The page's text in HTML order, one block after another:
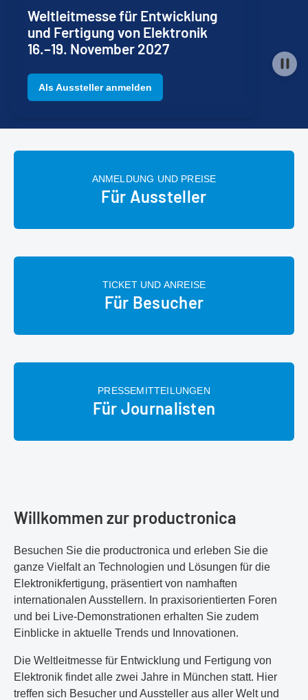
Weltleitmesse für Entwicklung
und Fertigung von Elektronik
16.–19. November 2027
Als Aussteller anmelden
ANMELDUNG UND PREISE
Für Aussteller
TICKET UND ANREISE
Für Besucher
PRESSEMITTEILUNGEN
Für Journalisten
Willkommen zur productronica
Besuchen Sie die productronica und erleben Sie die
ganze Vielfalt an Technologien und Lösungen für die
Elektronikfertigung, präsentiert von namhaften
internationalen Ausstellern. In praxisorientierten Foren
und bei Live-Demonstrationen erhalten Sie zudem
Einblicke in aktuelle Trends und Innovationen.
Die Weltleitmesse für Entwicklung und Fertigung von
Elektronik findet alle zwei Jahre in München statt. Hier
treffen sich Besucher und Aussteller aus aller Welt und